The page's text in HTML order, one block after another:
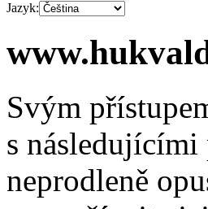
Jazyk:
Svým
s následujícími
neprodleně